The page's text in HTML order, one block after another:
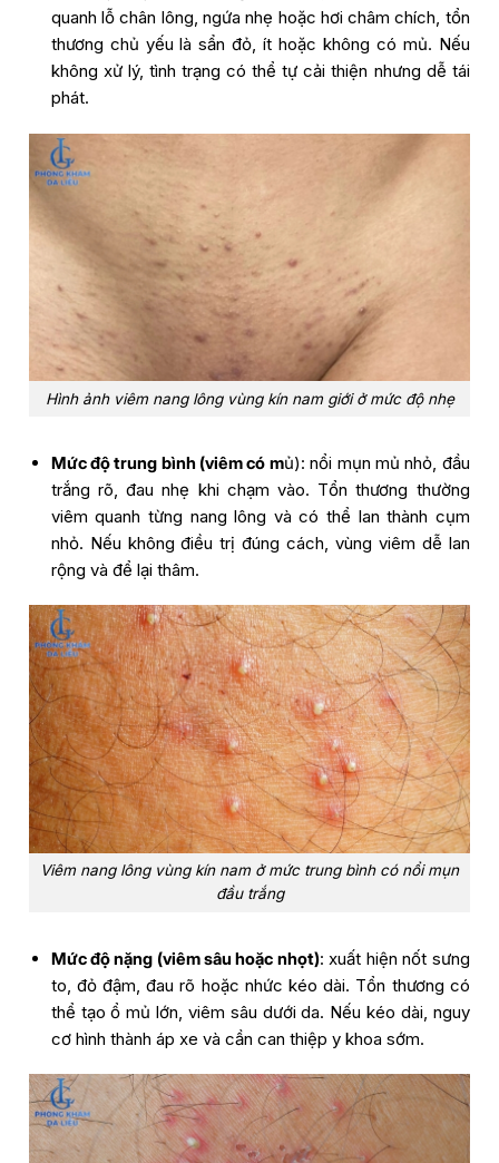
quanh lỗ chân lông, ngứa nhẹ hoặc hơi châm chích, tổn
thương chủ yếu là sẩn đỏ, ít hoặc không có mủ. Nếu
không xử lý, tình trạng có thể tự cải thiện nhưng dễ tái
phát.
Hình ảnh viêm nang lông vùng kín nam giới ở mức độ nhẹ
Mức độ trung bình (viêm có mủ): nổi mụn mủ nhỏ, đầu
trắng rõ, đau nhẹ khi chạm vào. Tổn thương thường
viêm quanh từng nang lông và có thể lan thành cụm
nhỏ. Nếu không điều trị đúng cách, vùng viêm dễ lan
rộng và để lại thâm.
Viêm nang lông vùng kín nam ở mức trung bình có nổi mụn
đầu trắng
Mức độ nặng (viêm sâu hoặc nhọt): xuất hiện nốt sưng
to, đỏ đậm, đau rõ hoặc nhức kéo dài. Tổn thương có
thể tạo ổ mủ lớn, viêm sâu dưới da. Nếu kéo dài, nguy
cơ hình thành áp xe và cần can thiệp y khoa sớm.